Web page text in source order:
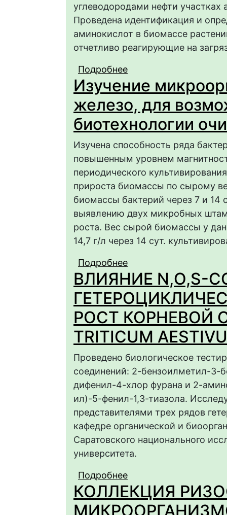
углеводородами нефти участках
Проведена идентификация и
аминокислот в биомассе
отчетливо реагирующие на
Подробнее
ВЫСШИХ ВОДНЫХ
Изучение
железо, для
биотехнологии
Изучена способность ряда
повышенным уровнем
периодического
прироста биомассы по сырому
биомассы бактерий через 7 и 14
выявлению двух микробных
роста. Вес сырой биомассы у
14,7 г/л через 14 сут.
Подробнее
возможного
ВЛИЯНИЕ N,O,S-
РОСТ КОРНЕВОЙ
TRITICUM
Проведено биологическое
соединений: 2-бензоилметил-3-
дифенил-4-хлор фурана и 2-
ил)-5-фенил-1,3-тиазола.
представителями трех рядов
кафедре органической и
Саратовского национального
университета.
Подробнее
СОЕДИНЕНИЙ НА
TRITICUM AESTIVUM
КОЛЛЕКЦИЯ